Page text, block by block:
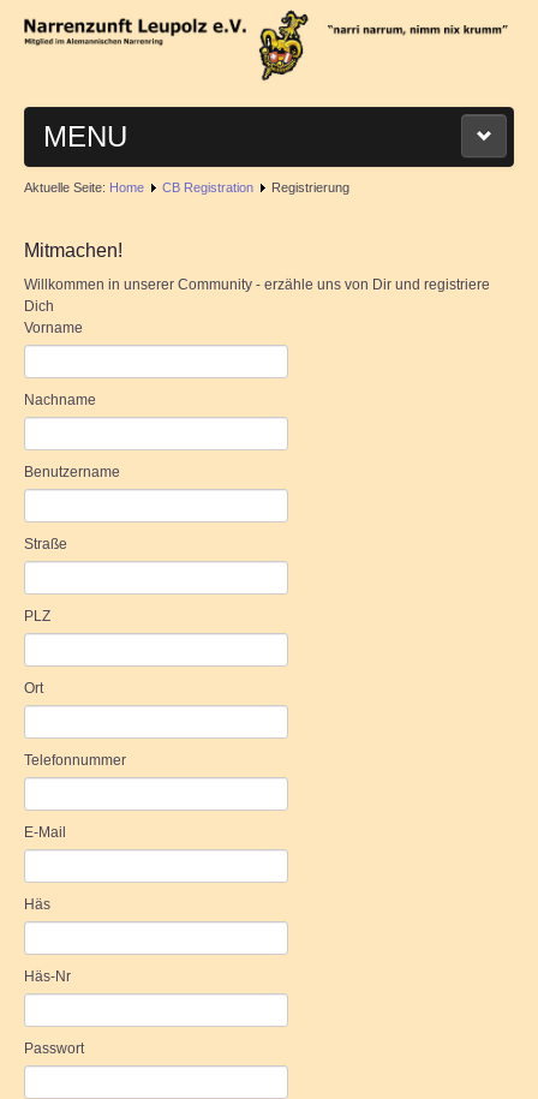
MENU
STARTSEITE
ÜBER UNS
Masken
Termine
ALLGEMEINES
GÄSTEBUCH
Aktuelle Seite: Home CB Registration Registrierung
Mitmachen!
Willkommen in unserer Community - erzähle uns von Dir und registriere
Dich
Vorname
Nachname
Benutzername
Straße
PLZ
Ort
Telefonnummer
E-Mail
Häs
Häs-Nr
Passwort